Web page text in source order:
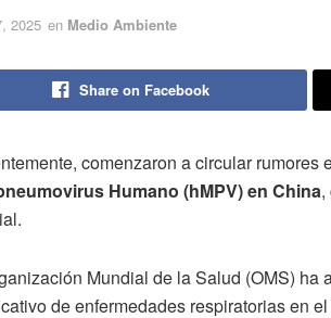
2025 en Medio Ambiente
Share on Facebook
comenzaron a circular
Humano (hMPV) en China,
Mundial de la Salud (OMS)
de enfermedades respiratorias en